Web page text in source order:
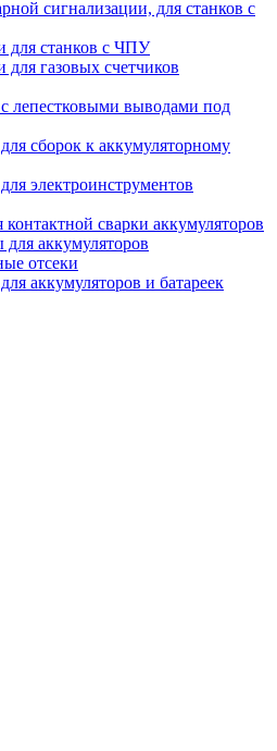
сигнализации, для станков с
для станков с ЧПУ
для газовых счетчиков
лепестковыми выводами под
сборок к аккумуляторному
электроинструментов
контактной сварки аккумуляторов
аккумуляторов
отсеки
аккумуляторов и батареек